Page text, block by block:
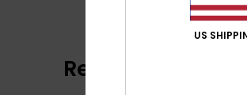
Recensioni dei
US